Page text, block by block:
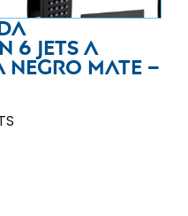
6 jets a
mate –